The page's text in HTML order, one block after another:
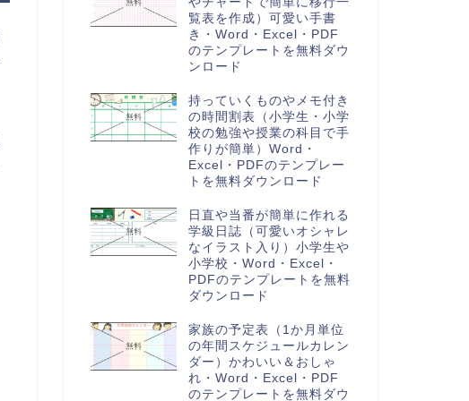
覧表を作成）可愛い手書
き・Word・Excel・PDF
のテンプレートを無料ダウ
ンロード
持っていくものやメモ付き
の時間割表（小学生・小学
校の勉強や授業の科目で手
作りが簡単）Word・
Excel・PDFのテンプレー
トを無料ダウンロード
日直や当番が簡単に作れる
学級日誌（可愛いオシャレ
なイラスト入り）小学生や
小学校・Word・Excel・
PDFのテンプレートを無料
ダウンロード
家族の予定表（1か月単位
の年間スケジュールカレン
ダー）かわいい＆おしゃ
れ・Word・Excel・PDF
のテンプレートを無料ダウ